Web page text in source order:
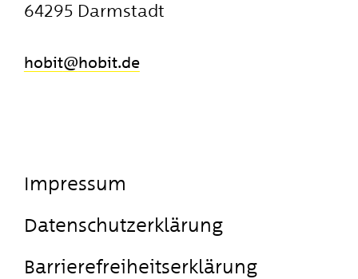
64295 Darmstadt
hobit ​hobit.de
Impressum
Datenschutzerklärung
Barrierefreiheitserklärung